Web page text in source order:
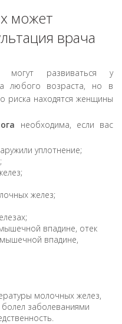
руб
руб
может
врача
могут развиваться у
любого возраста, но в
риска находятся женщины
необходима, если вас
уплотнение;
желез;
впадине, отек
впадине,
молочных желез,
заболеваниями